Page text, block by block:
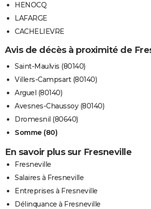
HENOCQ
LAFARGE
CACHELIEVRE
Avis de décès à proximité de
Saint-Maulvis (80140)
Villers-Campsart (80140)
Arguel (80140)
Avesnes-Chaussoy (80140)
Dromesnil (80640)
Somme (80)
En savoir plus sur Fresneville
Fresneville
Salaires à Fresneville
Entreprises à Fresneville
Délinquance à Fresneville